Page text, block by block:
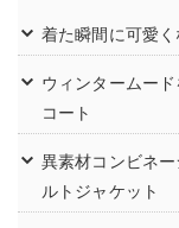
着た瞬間に可愛
ウィンタームー
コート
異素材コンビネ
ルトジャケット